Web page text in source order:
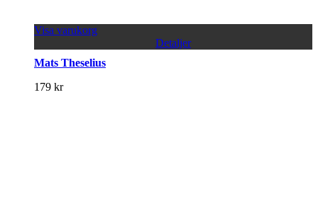
Visa varukorg
Detaljer
Mats Theselius
179 kr